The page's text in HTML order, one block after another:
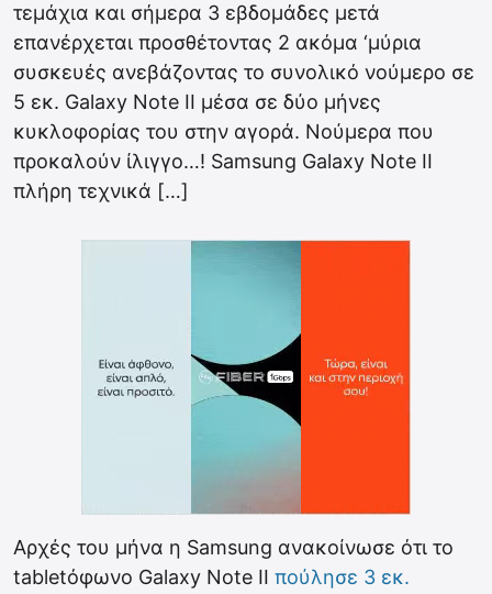
τεμάχια και σήμερα 3 εβδομάδες μετά
επανέρχεται προσθέτοντας 2 ακόμα ‘μύρια
συσκευές ανεβάζοντας το συνολικό νούμερο σε
5 εκ. Galaxy Note II μέσα σε δύο μήνες
κυκλοφορίας του στην αγορά. Νούμερα που
προκαλούν ίλιγγο…! Samsung Galaxy Note II
πλήρη τεχνικά […]
Αρχές του μήνα η Samsung ανακοίνωσε ότι το
tabletόφωνο Galaxy Note II πούλησε 3 εκ.